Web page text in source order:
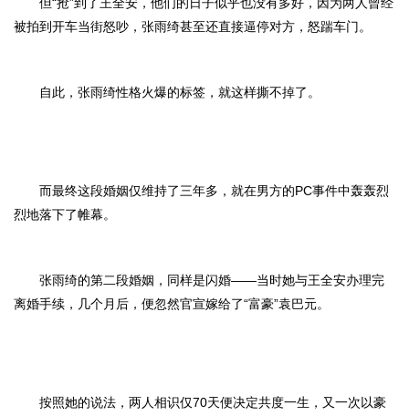
被拍到开车当街怒吵，张雨绮甚至还直接逼停对方，怒踹车门。
自此，张雨绮性格火爆的标签，就这样撕不掉了。
而最终这段婚姻仅维持了三年多，就在男方的PC事件中轰轰烈
烈地落下了帷幕。
张雨绮的第二段婚姻，同样是闪婚——当时她与王全安办理完
离婚手续，几个月后，便忽然官宣嫁给了“富豪”袁巴元。
按照她的说法，两人相识仅70天便决定共度一生，又一次以豪